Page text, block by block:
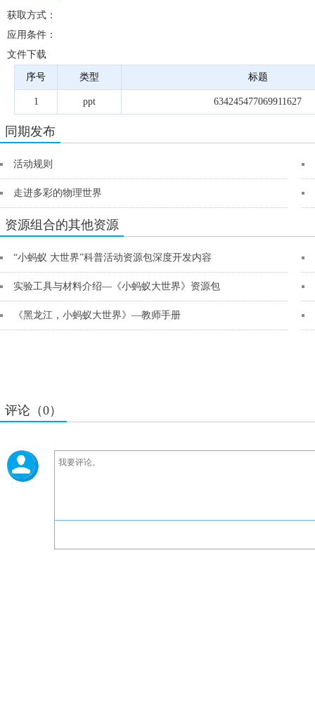
获取方式：
应用条件：
文件下载
序号 类型 标题
1 ppt 634245477069911627
同期发布
活动规则
走进多彩的物理世界
资源组合的其他资源
“小蚂蚁 大世界”科普活动资源包深度开发内容
实验工具与材料介绍—《小蚂蚁大世界》资源包
《黑龙江，小蚂蚁大世界》—教师手册
评论（0）